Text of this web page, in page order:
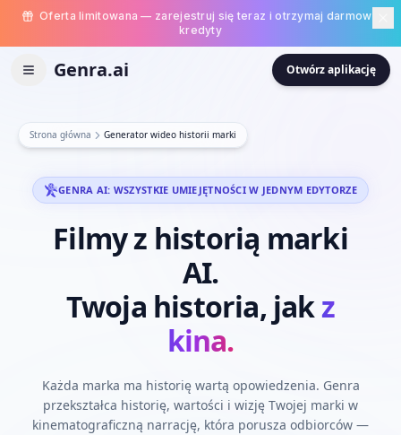
Oferta limitowana — zarejestruj się teraz i otrzymaj darmowe
kredyty
Genra.ai Otwórz aplikację
Strona główna Generator wideo historii marki
GENRA AI: WSZYSTKIE UMIEJĘTNOŚCI W JEDNYM EDYTORZE
Filmyz historią marki
AI.
Twoja historia, jakz
kina.
Każda marka ma historię wartą opowiedzenia. Genra
przekształca historię, wartości i wizję Twojej marki w
kinematograficzną narrację, która porusza odbiorców —